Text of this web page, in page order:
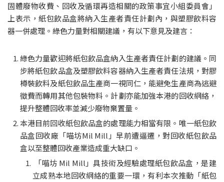
固體廢物收費、回收及循環再造相關的政策事宜小組委員會」
上表示，紙包飲品盒將納入生產者責任計劃內，與塑膠飲料容
器一併處理。綠色力量對相關建議，有以下意見及建言：
綠色力量歡迎將紙包飲品盒納入生產者責任計劃的建議。同
步將紙包飲品盒及塑膠飲料容器納入生產者責任法規，對膠
樽裝飲料及紙包飲品生產商一視同仁，能避免生產商為逃避
徵費而轉用其他包裝物料。計劃亦能加強本港的回收網絡，
提升整體回收率並減少廢物棄置量。
本港目前回收紙包飲品盒的處理能力相當有限。唯一紙包飲
品盒回收廠「喵坊Mil Mill」早前遭逼遷，對回收紙包飲品
盒以至整體回收產業造成重大缺口。
立成熟本地回收網絡的重要一環，有利本次推動「紙包